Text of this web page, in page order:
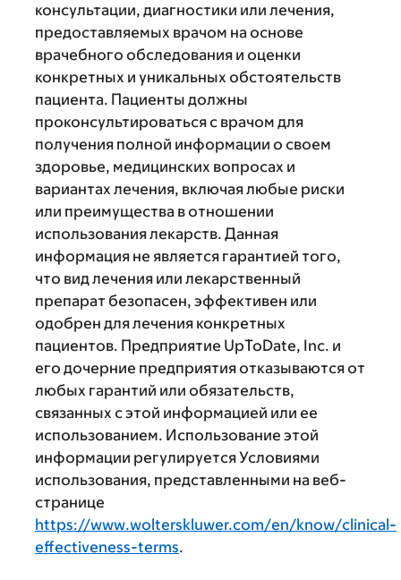
консультации, диагностики или лечения,
предоставляемых врачом на основе
врачебного обследования и оценки
конкретных и уникальных обстоятельств
пациента. Пациенты должны
проконсультироваться с врачом для
получения полной информации о своем
здоровье, медицинских вопросах и
вариантах лечения, включая любые риски
или преимущества в отношении
использования лекарств. Данная
информация не является гарантией того,
что вид лечения или лекарственный
препарат безопасен, эффективен или
одобрен для лечения конкретных
пациентов. Предприятие UpToDate, Inc. и
его дочерние предприятия отказываются от
любых гарантий или обязательств,
связанных с этой информацией или ее
использованием. Использование этой
информации регулируется Условиями
использования, представленными на веб-
странице
https://www.wolterskluwer.com/en/know/clinical-
effectiveness-terms.